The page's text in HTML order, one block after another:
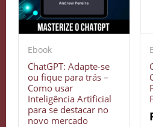
Ebook
ChatGPT: Adapte-se
ou fique para trás –
Como usar
Inteligência Artificial
para se destacar no
novo mercado